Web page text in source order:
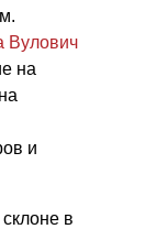
Вулович
на
и
в